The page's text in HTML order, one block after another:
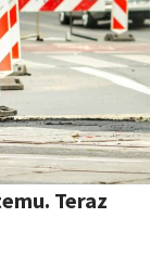
Teraz